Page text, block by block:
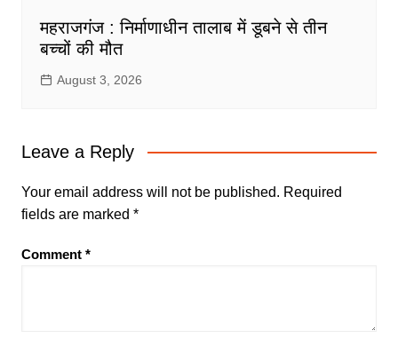
महराजगंज : निर्माणाधीन तालाब में डूबने से तीन
बच्चों की मौत
August 3, 2026
Leave a Reply
Your email address will not be published. Required
fields are marked *
Comment *